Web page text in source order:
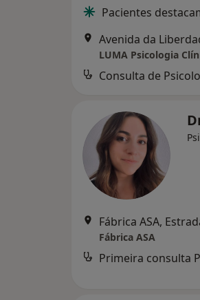
Pacientes
Avenida da
LUMA Psicologia
Consulta de
Fábrica ASA